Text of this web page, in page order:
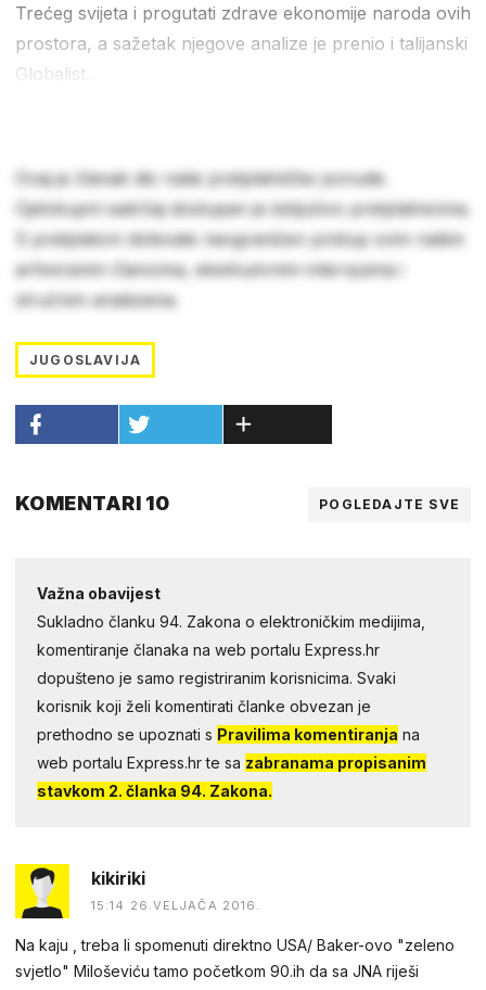
Trećeg svijeta i progutati zdrave ekonomije naroda ovih
prostora, a sažetak njegove analize je prenio i talijanski
Globalist.
Ovaj je članak dio naše pretplatničke ponude.
Cjelokupni sadržaj dostupan je isključivo pretplatnicima.
S pretplatom dobivate neograničen pristup svim našim
arhiviranim člancima, ekskluzivnim intervjuima i
stručnim analizama.
JUGOSLAVIJA
KOMENTARI 10 POGLEDAJTE SVE
Važna obavijest
Sukladno članku 94. Zakona o elektroničkim medijima,
komentiranje članaka na web portalu Express.hr
dopušteno je samo registriranim korisnicima. Svaki
korisnik koji želi komentirati članke obvezan je
prethodno se upoznati s Pravilima komentiranja na
web portalu Express.hr te sa zabranama propisanim
stavkom 2. članka 94. Zakona.
kikiriki
15:14 26.VELJAČA 2016.
Na kaju , treba li spomenuti direktno USA/ Baker-ovo "zeleno
svjetlo" Miloševiću tamo početkom 90.ih da sa JNA riješi